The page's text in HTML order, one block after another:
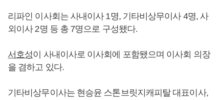
리파인 이사회는 사내이사 1명, 기타비상무이사 4명, 사
외이사 2명 등 총 7명으로 구성됐다.
서호성이 사내이사로 이사회에 포함됐으며 이사회 의장
을 겸하고 있다.
기타비상무이사는 현승윤 스톤브릿지캐피탈 대표이사,